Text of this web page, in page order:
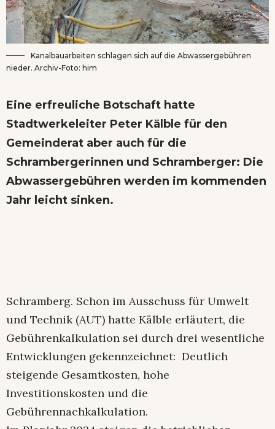
Kanalbauarbeiten schlagen sich auf die Abwassergebühren
nieder. Archiv-Foto: him
Eine erfreuliche Botschaft hatte
Stadtwerkeleiter Peter Kälble für den
Gemeinderat aber auch für die
Schrambergerinnen und Schramberger: Die
Abwassergebühren werden im kommenden
Jahr leicht sinken.
Schramberg. Schon im Ausschuss für Umwelt
und Technik (AUT) hatte Kälble erläutert, die
Gebührenkalkulation sei durch drei wesentliche
Entwicklungen gekennzeichnet: Deutlich
steigende Gesamtkosten, hohe
Investitionskosten und die
Gebührennachkalkulation.